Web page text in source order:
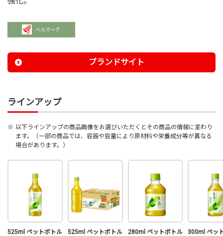
ベルマーク
ブランドサイト
ラインアップ
※ 以下ラインアップの商品画像をお選びいただくとその商品の情報に変わり
ます。（一部の商品では、容器や容量により原材料や栄養成分等が異なる
場合があります。）
525ml ペットボトル 525ml ペットボトル 280ml ペットボトル 300ml ペッ